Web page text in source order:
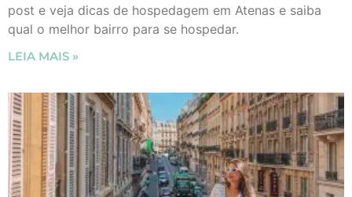
post e veja dicas de hospedagem em Atenas e saiba
qual o melhor bairro para se hospedar.
LEIA MAIS »